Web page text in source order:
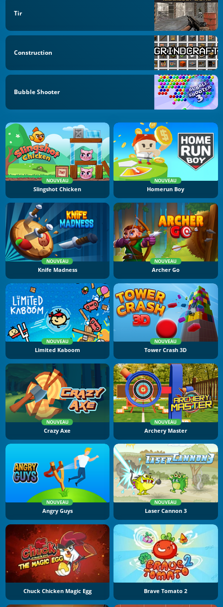
Tir
Construction
Bubble Shooter
NOUVEAU
Slingshot Chicken
NOUVEAU
Homerun Boy
NOUVEAU
Knife Madness
NOUVEAU
Archer Go
NOUVEAU
Limited Kaboom
NOUVEAU
Tower Crash 3D
NOUVEAU
Crazy Axe
NOUVEAU
Archery Master
NOUVEAU
Angry Guys
NOUVEAU
Laser Cannon 3
Chuck Chicken Magic Egg Brave Tomato 2